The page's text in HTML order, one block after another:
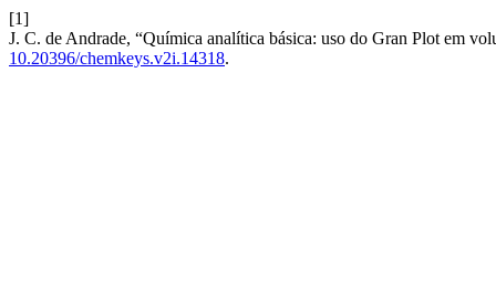
[1]
J. C. de Andrade, “Química analítica básica: uso do Gran Plot em
10.20396/chemkeys.v2i.14318.